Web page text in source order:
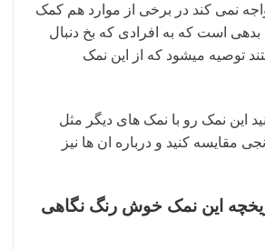
نمی کند در برخی از موارد هم کمک
است که به افرادی که بخ دنبال
توصیه میشود که از این نمک
این نمک رو با نمک های دیگر مثل
مقایسه کنید و درباره ان ها نیز
این نمک خوش رنگ نگاهی